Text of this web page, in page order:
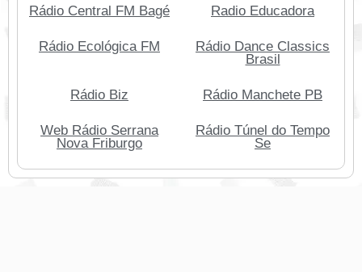
Rádio Central FM Bagé Radio Educadora
Rádio Ecológica FM
Rádio Dance Classics
Brasil
Rádio Biz Rádio Manchete PB
Web Rádio Serrana
Nova Friburgo
Rádio Túnel do Tempo
Se